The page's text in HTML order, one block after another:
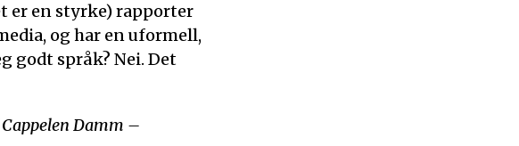
er en styrke) rapporter
og har en uformell,
godt språk? Nei. Det
Damm –